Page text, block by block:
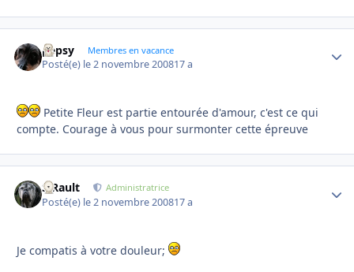
pepsy Membres en vacance
Posté(e) le 2 novembre 200817 a
Petite Fleur est partie entourée d'amour, c'est ce qui
compte. Courage à vous pour surmonter cette épreuve
S.Rault Administratrice
Posté(e) le 2 novembre 200817 a
Je compatis à votre douleur;